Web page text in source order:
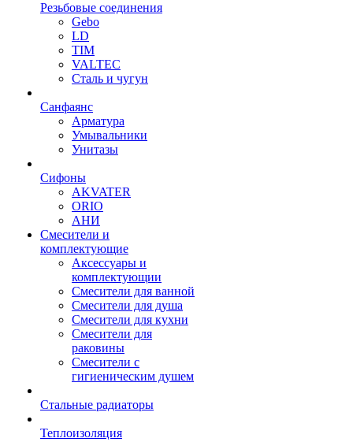
Резьбовые соединения
Gebo
LD
TIM
VALTEC
Сталь и чугун
Санфаянс
Арматура
Умывальники
Унитазы
Сифоны
AKVATER
ORIO
АНИ
Смесители и
комплектующие
Аксессуары и
комплектующии
Смесители для ванной
Смесители для душа
Смесители для кухни
Смесители для
раковины
Смесители с
гигиеническим душем
Стальные радиаторы
Теплоизоляция